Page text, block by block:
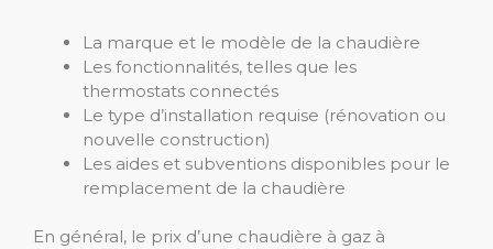
La marque et le modèle de la chaudière
Les fonctionnalités, telles que les
thermostats connectés
Le type d’installation requise (rénovation ou
nouvelle construction)
Les aides et subventions disponibles pour le
remplacement de la chaudière
En général, le prix d’une chaudière à gaz à